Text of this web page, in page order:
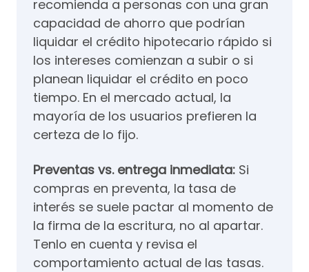
recomienda a personas con una gran
capacidad de ahorro que podrían
liquidar el crédito hipotecario rápido si
los intereses comienzan a subir o si
planean liquidar el crédito en poco
tiempo. En el mercado actual, la
mayoría de los usuarios prefieren la
certeza de lo fijo.
Preventas vs. entrega inmediata: Si
compras en preventa, la tasa de
interés se suele pactar al momento de
la firma de la escritura, no al apartar.
Tenlo en cuenta y revisa el
comportamiento actual de las tasas.